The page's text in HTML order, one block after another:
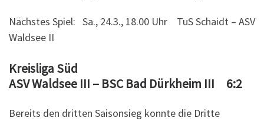
Nächstes Spiel: Sa., 24.3., 18.00 Uhr TuS Schaidt – ASV
Waldsee II
Kreisliga Süd
ASV Waldsee III – BSC Bad Dürkheim III 6:2
Bereits den dritten Saisonsieg konnte die Dritte